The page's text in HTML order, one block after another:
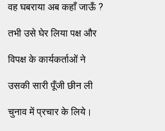
वह घबराया अब कहाँ जाऊँ ?
तभी उसे घेर लिया पक्ष और
विपक्ष के कार्यकर्ताओं ने
उसकी सारी पूँजी छीन ली
चुनाव में प्रचार के लिये।